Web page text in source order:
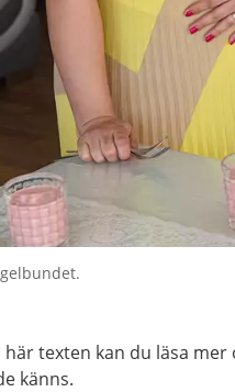
här texten kan du läsa
känns.